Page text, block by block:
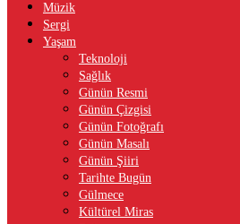
Müzik
Sergi
Yaşam
Teknoloji
Sağlık
Günün Resmi
Günün Çizgisi
Günün Fotoğrafı
Günün Masalı
Günün Şiiri
Tarihte Bugün
Gülmece
Kültürel Miras